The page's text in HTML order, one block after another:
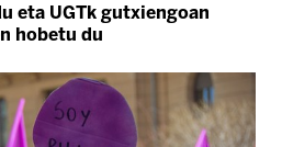
eta UGTk gutxiengoan
hobetu du